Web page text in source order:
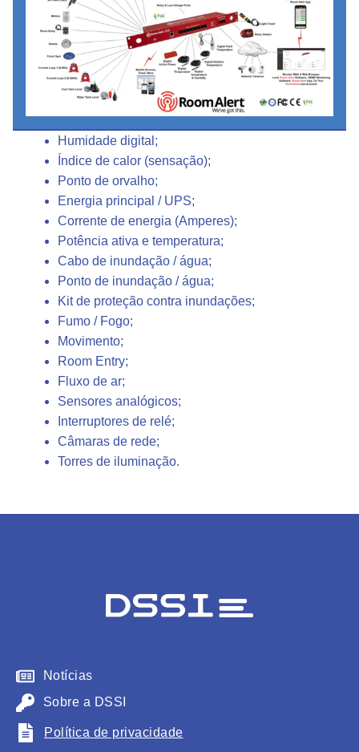
Sensores para todas as condições
Temperatura digital;
Humidade digital;
Índice de calor (sensação);
Ponto de orvalho;
Energia principal / UPS;
Corrente de energia (Amperes);
Potência ativa e temperatura;
Cabo de inundação / água;
Ponto de inundação / água;
Kit de proteção contra inundações;
Fumo / Fogo;
Movimento;
Room Entry;
Fluxo de ar;
Sensores analógicos;
Interruptores de relé;
Câmaras de rede;
Torres de iluminação.
Notícias
Sobre a DSSI
Política de privacidade